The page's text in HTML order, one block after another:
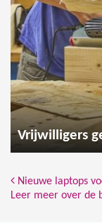
Bericht
Nieuwe laptops
Leer meer over de